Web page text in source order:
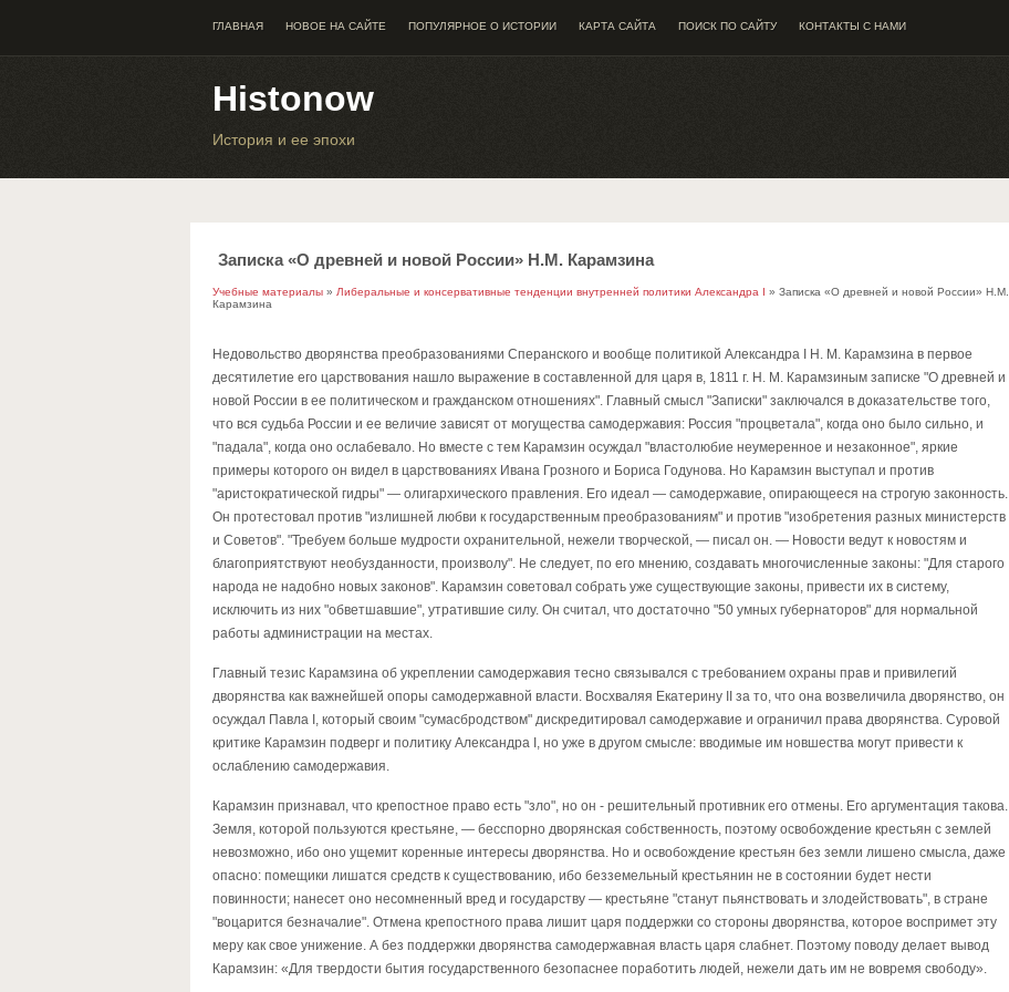
ГЛАВНАЯ НОВОЕ НА САЙТЕ ПОПУЛЯРНОЕ О ИСТОРИИ КАРТА САЙТА ПОИСК ПО САЙТУ КОНТАКТЫ С НАМИ
Histonow
История и ее эпохи
Записка «О древней и новой России» Н.М. Карамзина
Учебные материалы » Либеральные и консервативные тенденции внутренней политики Александра I » Записка «О древней и новой России» Н.М.
Карамзина
Недовольство дворянства преобразованиями Сперанского и вообще политикой Александра I Н. М. Карамзина в первое
десятилетие его царствования нашло выражение в составленной для царя в, 1811 г. Н. М. Карамзиным записке "О древней и
новой России в ее политическом и гражданском отношениях". Главный смысл "Записки" заключался в доказательстве того,
что вся судьба России и ее величие зависят от могущества самодержавия: Россия "процветала", когда оно было сильно, и
"падала", когда оно ослабевало. Но вместе с тем Карамзин осуждал "властолюбие неумеренное и незаконное", яркие
примеры которого он видел в царствованиях Ивана Грозного и Бориса Годунова. Но Карамзин выступал и против
"аристократической гидры" — олигархического правления. Его идеал — самодержавие, опирающееся на строгую законность.
Он протестовал против "излишней любви к государственным преобразованиям" и против "изобретения разных министерств
и Советов". "Требуем больше мудрости охранительной, нежели творческой, — писал он. — Новости ведут к новостям и
благоприятствуют необузданности, произволу". Не следует, по его мнению, создавать многочисленные законы: "Для старого
народа не надобно новых законов". Карамзин советовал собрать уже существующие законы, привести их в систему,
исключить из них "обветшавшие", утратившие силу. Он считал, что достаточно "50 умных губернаторов" для нормальной
работы администрации на местах.
Главный тезис Карамзина об укреплении самодержавия тесно связывался с требованием охраны прав и привилегий
дворянства как важнейшей опоры самодержавной власти. Восхваляя Екатерину II за то, что она возвеличила дворянство, он
осуждал Павла I, который своим "сумасбродством" дискредитировал самодержавие и ограничил права дворянства. Суровой
критике Карамзин подверг и политику Александра I, но уже в другом смысле: вводимые им новшества могут привести к
ослаблению самодержавия.
Карамзин признавал, что крепостное право есть "зло", но он - решительный противник его отмены. Его аргументация такова.
Земля, которой пользуются крестьяне, — бесспорно дворянская собственность, поэтому освобождение крестьян с землей
невозможно, ибо оно ущемит коренные интересы дворянства. Но и освобождение крестьян без земли лишено смысла, даже
опасно: помещики лишатся средств к существованию, ибо безземельный крестьянин не в состоянии будет нести
повинности; нанесет оно несомненный вред и государству — крестьяне "станут пьянствовать и злодействовать", в стране
"воцарится безначалие". Отмена крепостного права лишит царя поддержки со стороны дворянства, которое воспримет эту
меру как свое унижение. А без поддержки дворянства самодержавная власть царя слабнет. Поэтому поводу делает вывод
Карамзин: «Для твердости бытия государственного безопаснее поработить людей, нежели дать им не вовремя свободу».